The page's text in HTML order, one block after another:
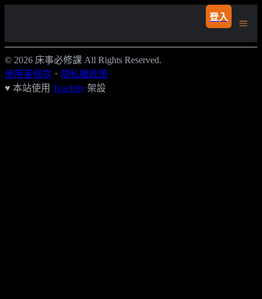
登入
© 2026 床事必修課 All Rights Reserved.
使用者條款 ． 隱私權政策
♥ 本站使用 Teachify 架設